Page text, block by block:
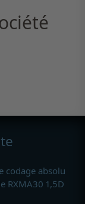
codage absolu
RXMA30 1,5D